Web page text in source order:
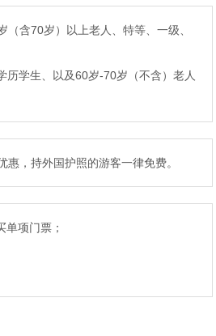
含70岁）以上老人、特等、一级、
学生、以及60岁-70岁（不含）老人
，持外国护照的游客一律免费。
项门票；